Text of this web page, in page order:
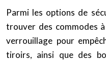
Parmi les options de
trouver des commodes
verrouillage pour
tiroirs, ainsi que des